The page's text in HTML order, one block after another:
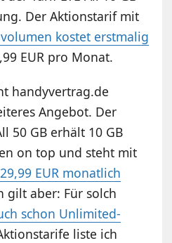
Der Aktionstarif mit
kostet erstmalig
EUR pro Monat.
handyvertrag.de
Angebot. Der
50 GB erhält 10 GB
on top und steht mit
EUR monatlich
gilt aber: Für solch
schon Unlimited-
liste ich